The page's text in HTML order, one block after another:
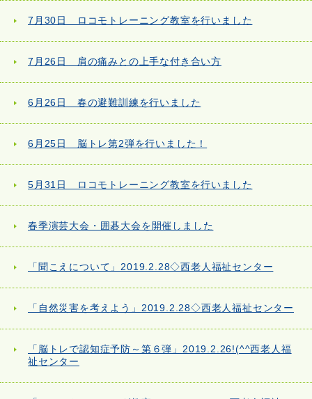
7月30日 ロコモトレーニング教室を行いました
7月26日 肩の痛みとの上手な付き合い方
6月26日 春の避難訓練を行いました
6月25日 脳トレ第2弾を行いました！
5月31日 ロコモトレーニング教室を行いました
春季演芸大会・囲碁大会を開催しました
「聞こえについて」2019.2.28◇西老人福祉センター
「自然災害を考えよう」2019.2.28◇西老人福祉センター
「脳トレで認知症予防～第６弾」2019.2.26!(^^西老人福
祉センター